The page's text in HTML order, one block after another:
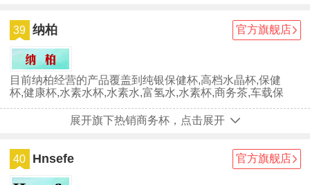
39 纳柏 官方旗舰店
目前纳柏经营的产品覆盖到纯银保健杯,高档水晶杯,保健
杯,健康杯,水素水杯,水素水,富氢水,水素杯,商务茶,车载保
展开旗下热销商务杯，点击展开
40 Hnsefe 官方旗舰店